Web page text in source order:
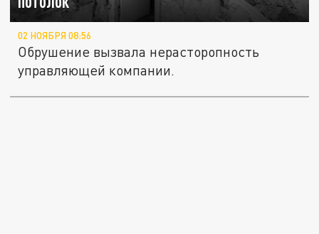
02 НОЯБРЯ 08:56
Обрушение вызвала нерасторопность
управляющей компании.